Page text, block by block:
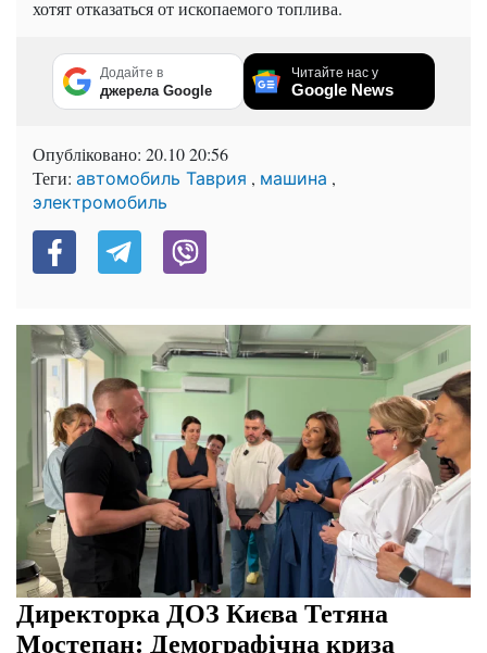
хотят отказаться от ископаемого топлива.
Додайте в
джерела Google
Читайте нас у
Google News
Опубліковано: 20.10 20:56
Теги: автомобиль Таврия , машина ,
электромобиль
Директорка ДОЗ Києва Тетяна
Мостепан: Демографічна криза